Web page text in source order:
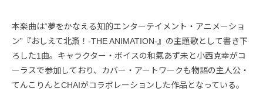
本楽曲は“夢をかなえる知的エンターテイメント・アニメーショ
ン”『おしえて北斎！-THE ANIMATION-』の主題歌として書き下
ろした1曲。キャラクター・ボイスの和氣あず未と小西克幸がコ
ーラスで参加しており、カバー・アートワークも物語の主人公・
てんこりんとCHAIがコラボレーションした作品となっている。